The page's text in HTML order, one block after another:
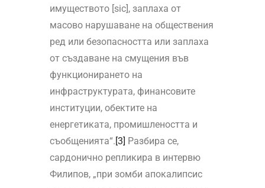
имуществото [sic], заплаха от
масово нарушаване на обществения
ред или безопасността или заплаха
от създаване на смущения във
функционирането на
инфраструктурата, финансовите
институции, обектите на
енергетиката, промишлеността и
съобщенията“. [3] Разбира се,
сардонично репликира в интервю
Филипов, „при зомби апокалипсис